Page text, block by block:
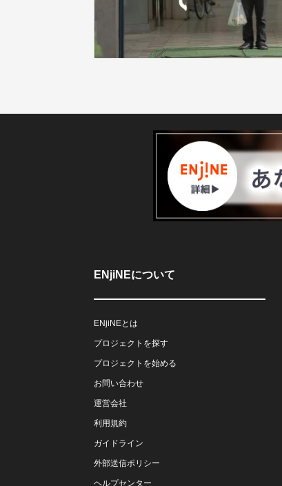
ENjiNEについて
ENjiNEとは
プロジェクトを探す
プロジェクトを始める
お問い合わせ
運営会社
利用規約
ガイドライン
外部送信ポリシー
ヘルプセンター